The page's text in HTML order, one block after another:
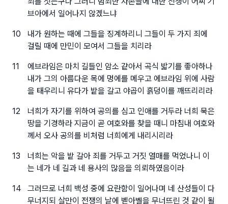
브아에서 일어나지 않겠느냐
10
내가 원하는 때에 그들을 징계하리니 그들이 두 가지 죄에
걸릴 때에 만민이 모여서 그들을 치리라
11
에브라임은 마치 길들인 암소 같아서 곡식 밟기를 좋아하나
내가 그의 아름다운 목에 멍에를 메우고 에브라임 위에 사람
을 태우리니 유다가 밭을 갈고 야곱이 흙덩이를 깨뜨리리라
12
너희가 자기를 위하여 공의를 심고 인애를 거두라 너희 묵은
땅을 기경하라 지금이 곧 여호와를 찾을 때니 마침내 여호와
께서 오사 공의를 비처럼 너희에게 내리시리라
13
너희는 악을 밭 갈아 죄를 거두고 거짓 열매를 먹었나니 이
는 네가 네 길과 네 용사의 많음을 의뢰하였음이라
14
그러므로 너희 백성 중에 요란함이 일어나며 네 산성들이 다
무너지되 살만이 전쟁의 날에 벧아벨을 무너뜨린 것 같이 될